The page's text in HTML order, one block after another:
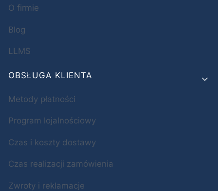
O firmie
Blog
LLMS
OBSŁUGA KLIENTA
Metody płatności
Program lojalnościowy
Czas i koszty dostawy
Czas realizacji zamówienia
Zwroty i reklamacje